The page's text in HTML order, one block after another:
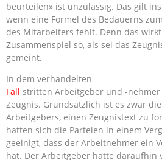
beurteilen» ist unzulässig. Das gilt
wenn eine Formel des Bedauerns
des Mitarbeiters fehlt. Denn das
Zusammenspiel so, als sei das
gemeint.
In dem verhandelten
Fall stritten Arbeitgeber und -
Zeugnis. Grundsätzlich ist es zwar die
Arbeitgebers, einen Zeugnistext zu
hatten sich die Parteien in einem
geeinigt, dass der Arbeitnehmer ein
hat. Der Arbeitgeber hatte daraufhin